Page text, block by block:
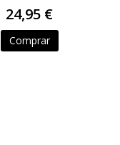
24,95 €
Comprar